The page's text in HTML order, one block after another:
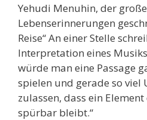
Yehudi Menuhin, der
Lebenserinnerungen
Reise“ An einer Stelle
Interpretation eines
würde man eine Passage
spielen und gerade so
zulassen, dass ein
spürbar bleibt.“